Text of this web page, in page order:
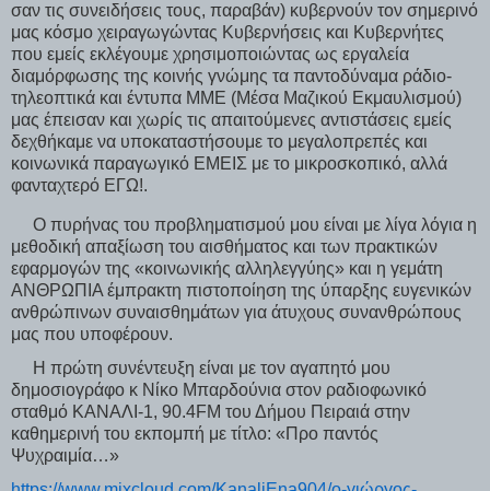
σαν τις συνειδήσεις τους, παραβάν) κυβερνούν τον σημερινό
μας κόσμο χειραγωγώντας Κυβερνήσεις και Κυβερνήτες
που εμείς εκλέγουμε χρησιμοποιώντας ως εργαλεία
διαμόρφωσης της κοινής γνώμης τα παντοδύναμα ράδιο-
τηλεοπτικά και έντυπα ΜΜΕ (Μέσα Μαζικού Εκμαυλισμού)
μας έπεισαν και χωρίς τις απαιτούμενες αντιστάσεις εμείς
δεχθήκαμε να υποκαταστήσουμε το μεγαλοπρεπές και
κοινωνικά παραγωγικό ΕΜΕΙΣ με το μικροσκοπικό, αλλά
φανταχτερό ΕΓΩ!.
Ο πυρήνας του προβληματισμού μου είναι με λίγα λόγια η
μεθοδική απαξίωση του αισθήματος και των πρακτικών
εφαρμογών της «κοινωνικής αλληλεγγύης» και η γεμάτη
ΑΝΘΡΩΠΙΑ έμπρακτη πιστοποίηση της ύπαρξης ευγενικών
ανθρώπινων συναισθημάτων για άτυχους συνανθρώπους
μας που υποφέρουν.
Η πρώτη συνέντευξη είναι με τον αγαπητό μου
δημοσιογράφο κ Νίκο Μπαρδούνια στον ραδιοφωνικό
σταθμό ΚΑΝΑΛΙ-1, 90.4FM του Δήμου Πειραιά στην
καθημερινή του εκπομπή με τίτλο: «Προ παντός
Ψυχραιμία…»